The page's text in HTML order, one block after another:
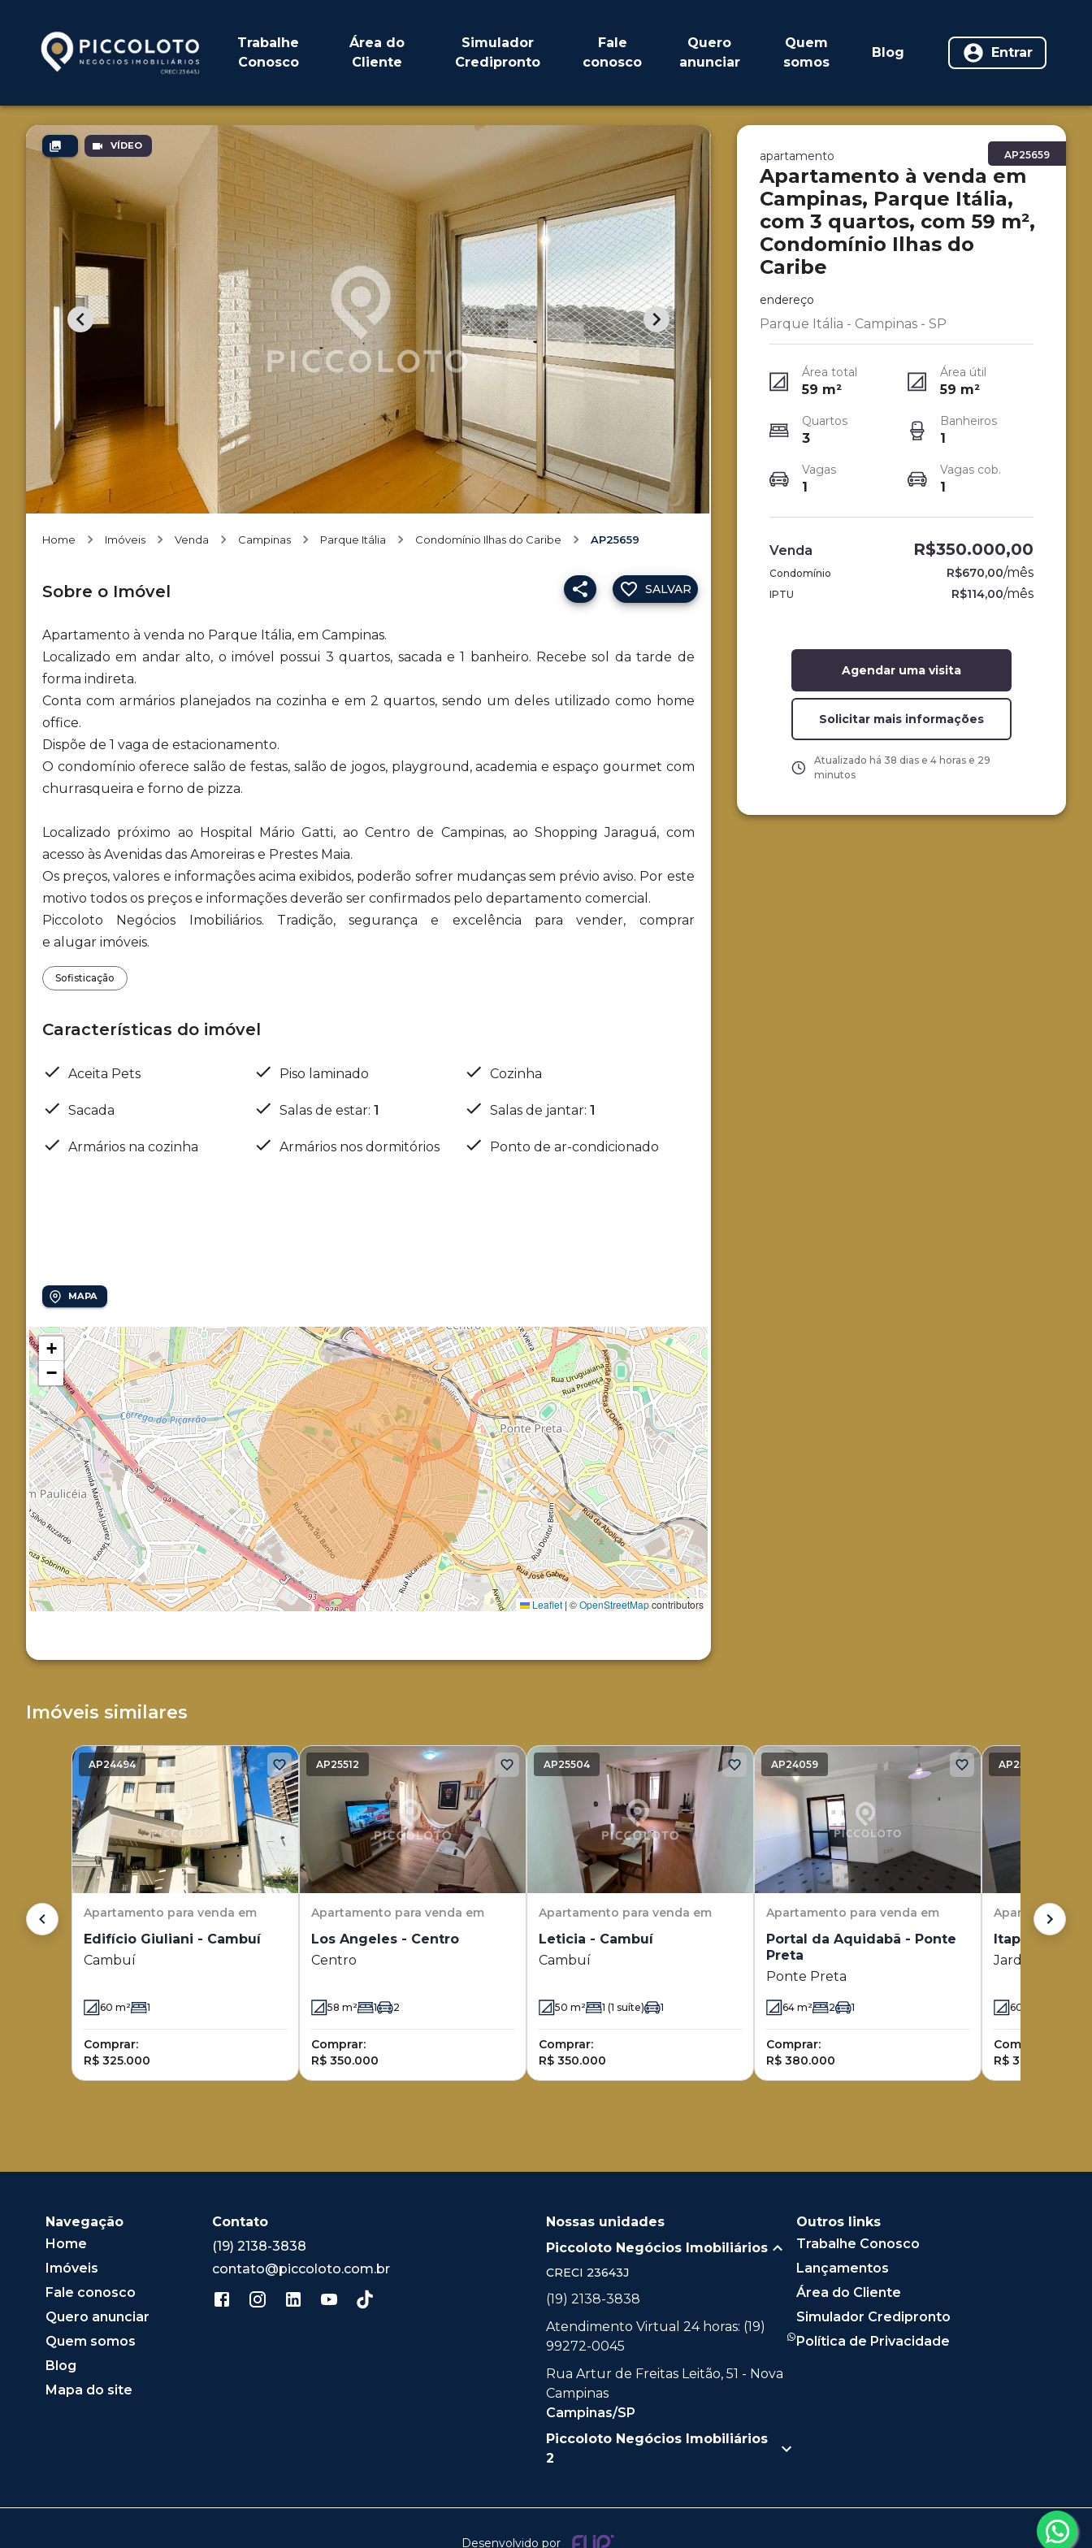
Trabalhe
Conosco
Área do
Cliente
Simulador
Credipronto
Fale
conosco
Quero
anunciar
Quem
somos
Blog Entrar
VÍDEO
Home Imóveis Venda Campinas Parque Itália Condomínio Ilhas do Caribe AP25659
Sobre o Imóvel
Apartamento à venda no Parque Itália, em Campinas.
Localizado em andar alto, o imóvel possui 3 quartos, sacada e 1 banheiro. Recebe sol da tarde de
forma indireta.
Conta com armários planejados na cozinha e em 2 quartos, sendo um deles utilizado como home
office.
Dispõe de 1 vaga de estacionamento.
O condomínio oferece salão de festas, salão de jogos, playground, academia e espaço gourmet com
churrasqueira e forno de pizza.
Localizado próximo ao Hospital Mário Gatti, ao Centro de Campinas, ao Shopping Jaraguá, com
acesso às Avenidas das Amoreiras e Prestes Maia.
Os preços, valores e informações acima exibidos, poderão sofrer mudanças sem prévio aviso. Por este
motivo todos os preços e informações deverão ser confirmados pelo departamento comercial.
Piccoloto Negócios Imobiliários. Tradição, segurança e excelência para vender, comprar
e alugar imóveis.
Sofisticação
SALVAR
Características do imóvel
Aceita Pets Piso laminado Cozinha
Sacada Salas de estar: 1 Salas de jantar:1
Armários na cozinha Armários nos dormitórios Ponto de ar-condicionado
MAPA
+
−
Leaflet | ©OpenStreetMapcontributors
AP25659
apartamento
Apartamento à venda em
Campinas, Parque Itália,
com 3 quartos, com 59 m²,
Condomínio Ilhas do
Caribe
endereço
Parque Itália - Campinas - SP
Área total
59 m²
Área útil
59 m²
Quartos
3
Banheiros
1
Vagas
1
Vagas cob.
1
Venda R$350.000,00
Condomínio R$670,00/mês
IPTU R$114,00/mês
Agendar uma visita
Solicitar mais informações
Atualizado há 38 dias e 4 horas e 29
minutos
Imóveis similares
AP24494
Apartamento para venda em
Edifício Giuliani - Cambuí
Cambuí
60 m² 1
Comprar:
R$ 325.000
AP25512
Apartamento para venda em
Los Angeles - Centro
Centro
58 m² 1 2
Comprar:
R$ 350.000
AP25504
Apartamento para venda em
Leticia - Cambuí
Cambuí
50 m² 1 (1 suíte) 1
Comprar:
R$ 350.000
AP24059
Apartamento para venda em
Portal da Aquidabã - Ponte
Preta
Ponte Preta
64 m² 2 1
Comprar:
R$ 380.000
AP25416
Apartamento
Itaperuna -
Jardim
60
Comprar:
R$ 380.000
Navegação
Home
Imóveis
Fale conosco
Quero anunciar
Quem somos
Blog
Mapa do site
Contato
(19) 2138-3838
contato@piccoloto.com.br
Nossas unidades
Piccoloto Negócios Imobiliários
CRECI 23643J
(19) 2138-3838
Atendimento Virtual 24 horas: (19)
99272-0045
Rua Artur de Freitas Leitão, 51 - Nova
Campinas
Campinas/SP
Piccoloto Negócios Imobiliários
2
Outros links
Trabalhe Conosco
Lançamentos
Área do Cliente
Simulador Credipronto
Política de Privacidade
Desenvolvido por